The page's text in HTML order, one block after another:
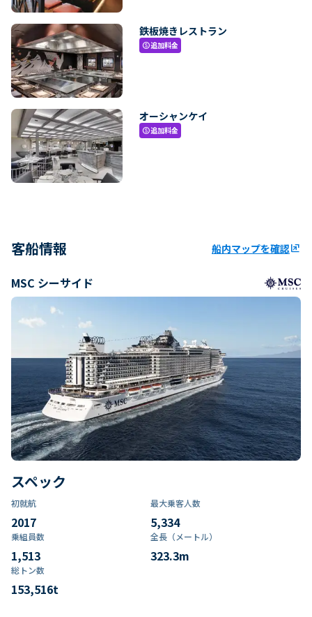
鉄板焼きレストラン
paid追加料金
オーシャンケイ
paid追加料金
客船情報 船内マップを確認ungroup
MSC シーサイド
スペック
初就航
2017
最大乗客人数
5,334
乗組員数​
1,513
全長（メートル）
323.3m
総トン数​
153,516t